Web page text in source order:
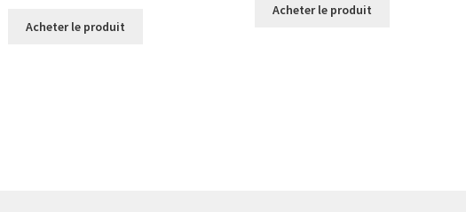
Acheter le produit
Acheter le produit